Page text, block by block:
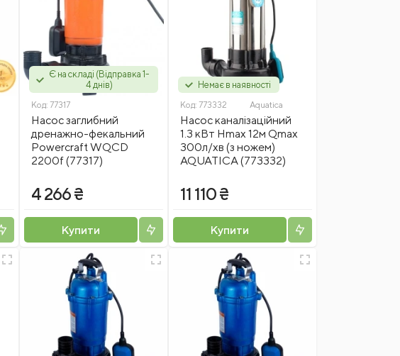
Є на складі (Відправка 1-
4 днів)
Код: 77317
Насос заглибний
дренажно-фекальний
Powercraft WQCD
2200f (77317)
4 266 ₴
Купити
Немає в наявності
Код: 773332 Aquatica
Насос каналізаційний
1.3 кВт Hmax 12м Qmax
300л/хв (з ножем)
AQUATICA (773332)
11 110 ₴
Купити